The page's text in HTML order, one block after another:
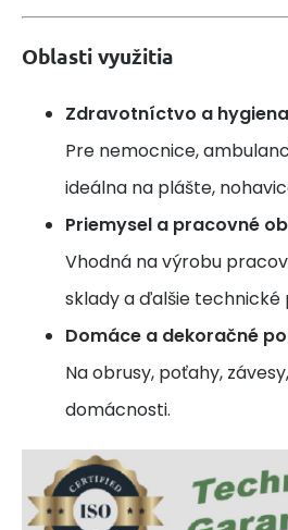
Oblasti využitia
Zdravotníctvo a hygiena
Pre nemocnice,
ideálna na plášte,
Priemysel a pracovné
Vhodná na výrobu
sklady a ďalšie technické
Domáce a dekoračné
Na obrusy, poťahy,
domácnosti.